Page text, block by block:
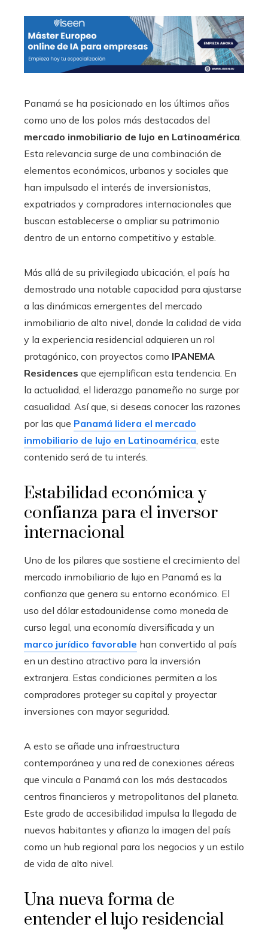
Panamá se ha posicionado en los últimos años
como uno de los polos más destacados del
mercado inmobiliario de lujo en Latinoamérica.
Esta relevancia surge de una combinación de
elementos económicos, urbanos y sociales que
han impulsado el interés de inversionistas,
expatriados y compradores internacionales que
buscan establecerse o ampliar su patrimonio
dentro de un entorno competitivo y estable.
Más allá de su privilegiada ubicación, el país ha
demostrado una notable capacidad para ajustarse
a las dinámicas emergentes del mercado
inmobiliario de alto nivel, donde la calidad de vida
y la experiencia residencial adquieren un rol
protagónico, con proyectos como IPANEMA
Residences que ejemplifican esta tendencia. En
la actualidad, el liderazgo panameño no surge por
casualidad. Así que, si deseas conocer las razones
por las que Panamá lidera el mercado
inmobiliario de lujo en Latinoamérica, este
contenido será de tu interés.
Estabilidad económica y
confianza para el inversor
internacional
Uno de los pilares que sostiene el crecimiento del
mercado inmobiliario de lujo en Panamá es la
confianza que genera su entorno económico. El
uso del dólar estadounidense como moneda de
curso legal, una economía diversificada y un
marco jurídico favorable han convertido al país
en un destino atractivo para la inversión
extranjera. Estas condiciones permiten a los
compradores proteger su capital y proyectar
inversiones con mayor seguridad.
A esto se añade una infraestructura
contemporánea y una red de conexiones aéreas
que vincula a Panamá con los más destacados
centros financieros y metropolitanos del planeta.
Este grado de accesibilidad impulsa la llegada de
nuevos habitantes y afianza la imagen del país
como un hub regional para los negocios y un estilo
de vida de alto nivel.
Una nueva forma de
entender el lujo residencial